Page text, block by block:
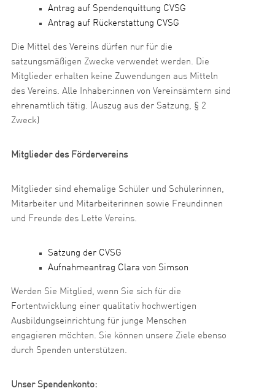
Antrag auf Spendenquittung CVSG
Antrag auf Rückerstattung CVSG
Die Mittel des Vereins dürfen nur für die
satzungsmäßigen Zwecke verwendet werden. Die
Mitglieder erhalten keine Zuwendungen aus Mitteln
des Vereins. Alle Inhaber:innen von Vereinsämtern sind
ehrenamtlich tätig. (Auszug aus der Satzung, § 2
Zweck)
Mitglieder des Fördervereins
Mitglieder sind ehemalige Schüler und Schülerinnen,
Mitarbeiter und Mitarbeiterinnen sowie Freundinnen
und Freunde des Lette Vereins.
Satzung der CVSG
Aufnahmeantrag Clara von Simson
Werden Sie Mitglied, wenn Sie sich für die
Fortentwicklung einer qualitativ hochwertigen
Ausbildungseinrichtung für junge Menschen
engagieren möchten. Sie können unsere Ziele ebenso
durch Spenden unterstützen.
Unser Spendenkonto: